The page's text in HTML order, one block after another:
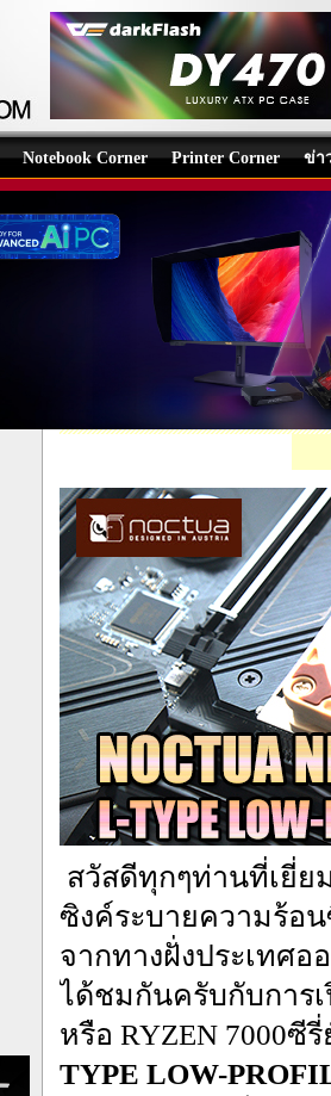
Notebook Corner Printer Corner ข่า
NOCTUA NH-L9a-AM5 L-
บทความโดย:
สวัสดีทุกๆท่านที่เยี่ย
ซิงค์ระบายความร้อ
จากทางฝั่งประเทศ
ได้ชมกันครับกับการ
หรือ RYZEN 7000
TYPE LOW-